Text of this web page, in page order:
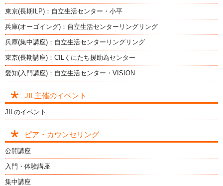
東京(長期ILP)：自立生活センター・小平
兵庫(オーゴイング)：自立生活センターリングリング
兵庫(集中講座)：自立生活センターリングリング
東京(長期講座)：CILくにたち援助為センター
愛知(入門講座)：自立生活センター・VISION
JIL主催のイベント
JILのイベント
ピア・カウンセリング
公開講座
入門・体験講座
集中講座